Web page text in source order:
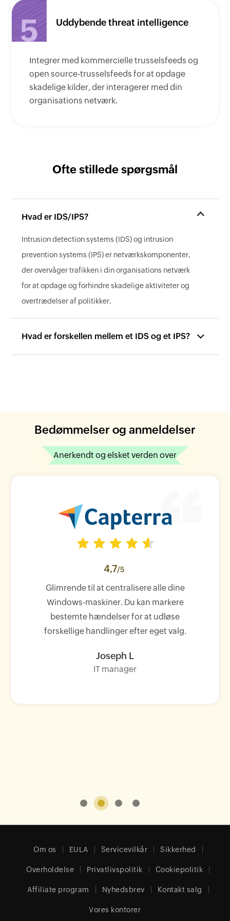
5 Uddybende threat intelligence
Integrer med kommercielle trusselsfeeds og
open source-trusselsfeeds for at opdage
skadelige kilder, der interagerer med din
organisations netværk.
Ofte stillede spørgsmål
Hvad er IDS/IPS?
Intrusion detection systems (IDS) og intrusion
prevention systems (IPS) er netværkskomponenter,
der overvåger trafikken i din organisations netværk
for at opdage og forhindre skadelige aktiviteter og
overtrædelser af politikker.
Hvad er forskellen mellem et IDS og et IPS?
Bedømmelser og anmeldelser
Anerkendt og elsket verden over
4,7/5
Glimrende til at centralisere alle dine
Windows-maskiner. Du kan markere
bestemte hændelser for at udløse
forskellige handlinger efter eget valg.
Joseph L
IT manager
1 2 3 4
Om os EULA Servicevilkår Sikkerhed
Overholdelse Privatlivspolitik Cookiepolitik
Affiliate program Nyhedsbrev Kontakt salg
Vores kontorer